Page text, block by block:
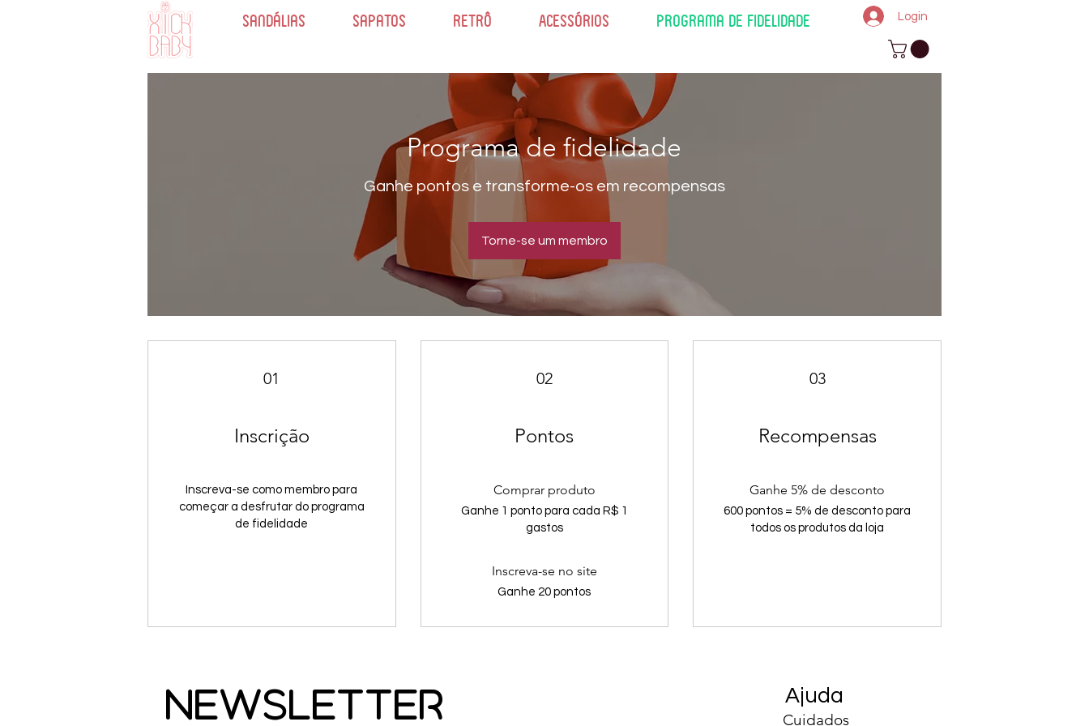
Login
Sandálias Sapatos Retrô Acessórios Programa de fidelidade
Programa de fidelidade
Ganhe pontos e transforme-os em recompensas
Torne-se um membro
01
Inscrição
Inscreva-se como membro para
começar a desfrutar do programa
de fidelidade
02
Pontos
Comprar produto
Ganhe 1 ponto para cada R$ 1
gastos
Inscreva-se no site
Ganhe 20 pontos
03
Recompensas
Ganhe 5% de desconto
600 pontos = 5% de desconto para
todos os produtos da loja
Newsletter Ajuda
Cuidados